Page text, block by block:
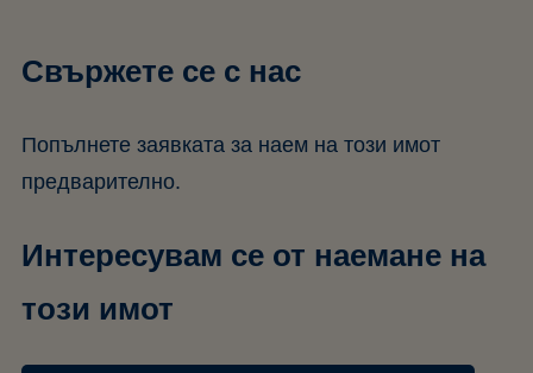
Свържете се с нас
Попълнете заявката за наем на този имот
предварително.
Интересувам се от наемане на
този имот